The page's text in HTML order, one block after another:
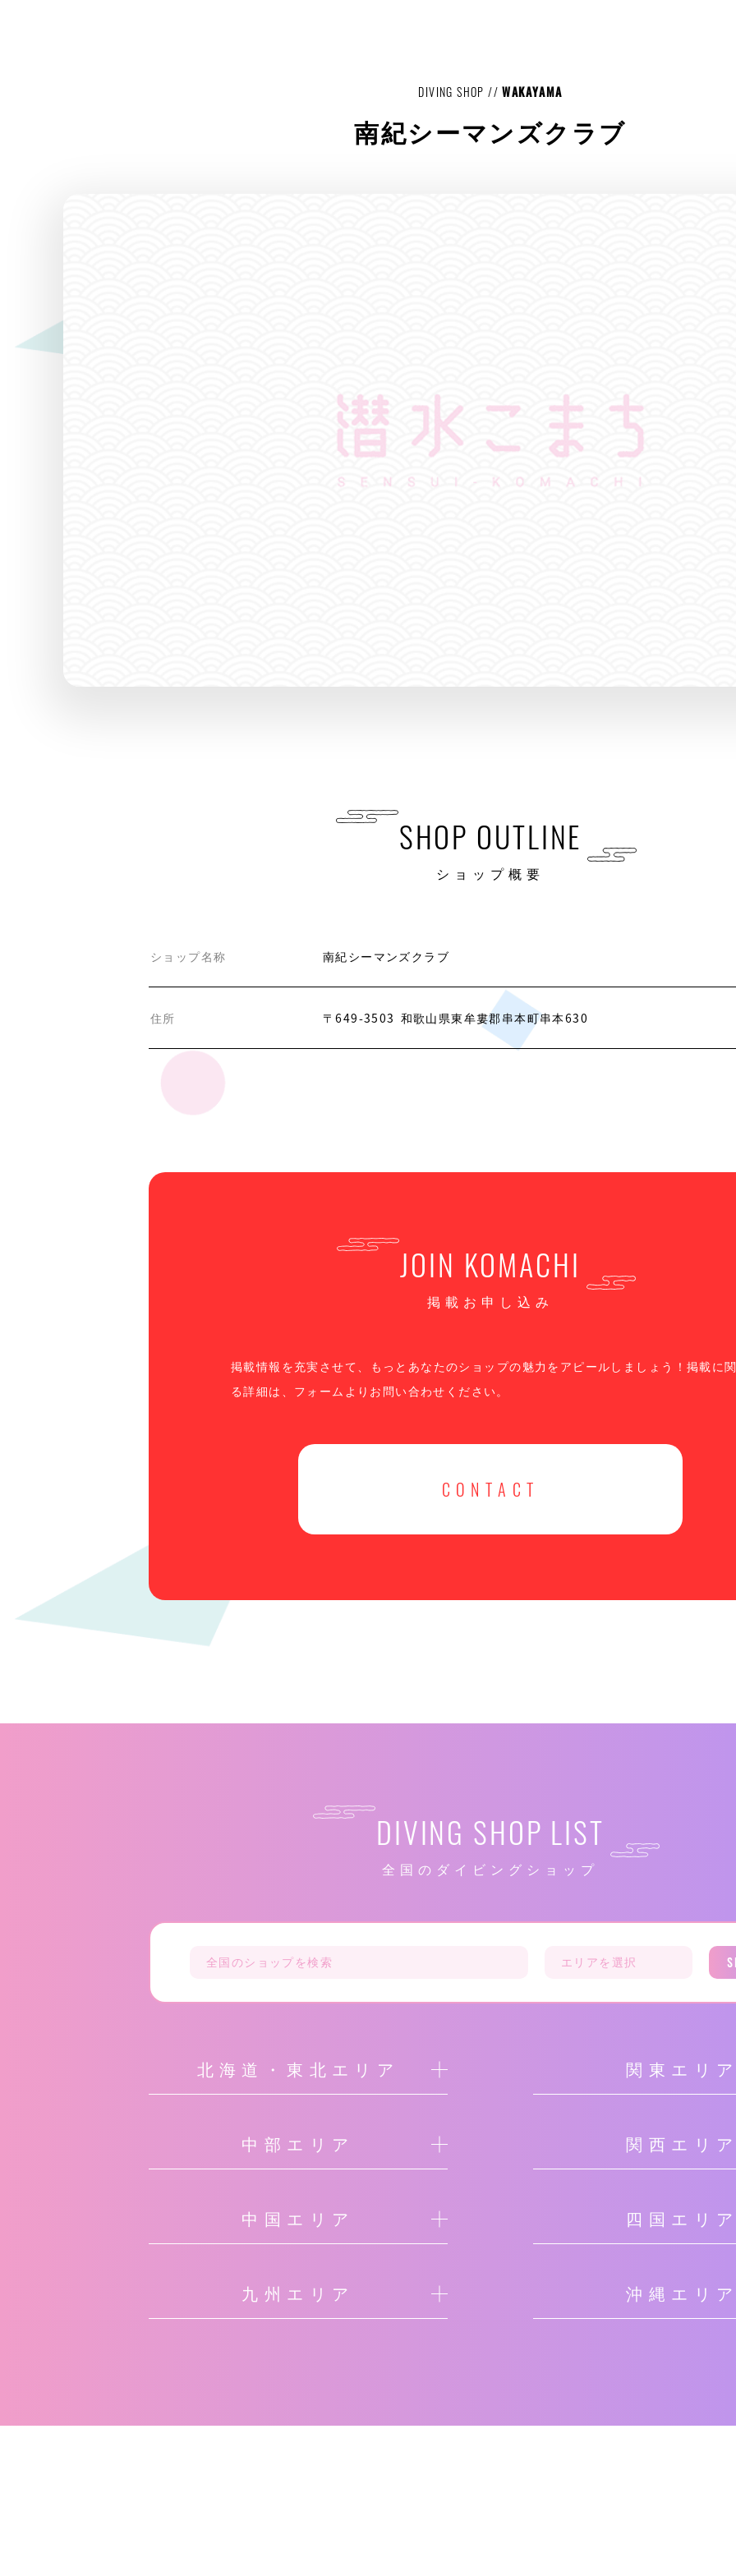
DIVING SHOP //WAKAYAMA
南紀シーマンズクラブ
SHOP OUTLINE
ショップ概要
ショップ名称 南紀シーマンズクラブ
住所 〒649-3503 和歌山県東牟婁郡串本町串本630
JOIN KOMACHI
掲載お申し込み
掲載情報を充実させて、もっとあなたのショップの魅力をアピールしましょう！掲載に
る詳細は、フォームよりお問い合わせください。
CONTACT
DIVING SHOP LIST
全国のダイビングショップ
北海道・東北エリア 関東エリ
中部エリア 関西エリ
中国エリア 四国エリ
九州エリア 沖縄エリ